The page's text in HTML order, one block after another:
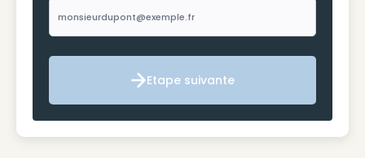
Etape suivante
Etape suivante